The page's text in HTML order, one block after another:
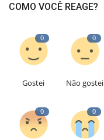
COMO VOCÊ REAGE?
0
Gostei
0
Não gostei
0 0